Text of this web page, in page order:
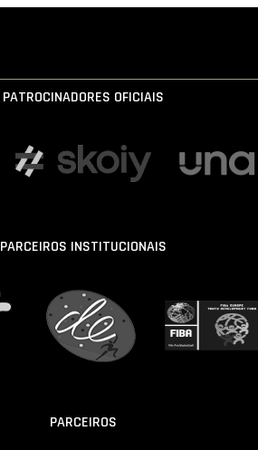
PATROCINADORES OFICIAIS
PARCEIROS INSTITUCIONAIS
PARCEIROS